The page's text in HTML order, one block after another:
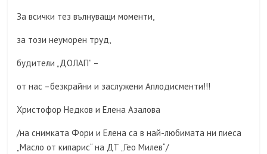
За всички тез вълнуващи моменти,
за този неуморен труд,
будители „ДОЛАП” –
от нас –безкрайни и заслужени Аплодисменти!!!
Христофор Недков и Елена Азалова
/на снимката Фори и Елена са в най-любимата ни пиеса
„Масло от кипарис“ на ДТ „Гео Милев“/